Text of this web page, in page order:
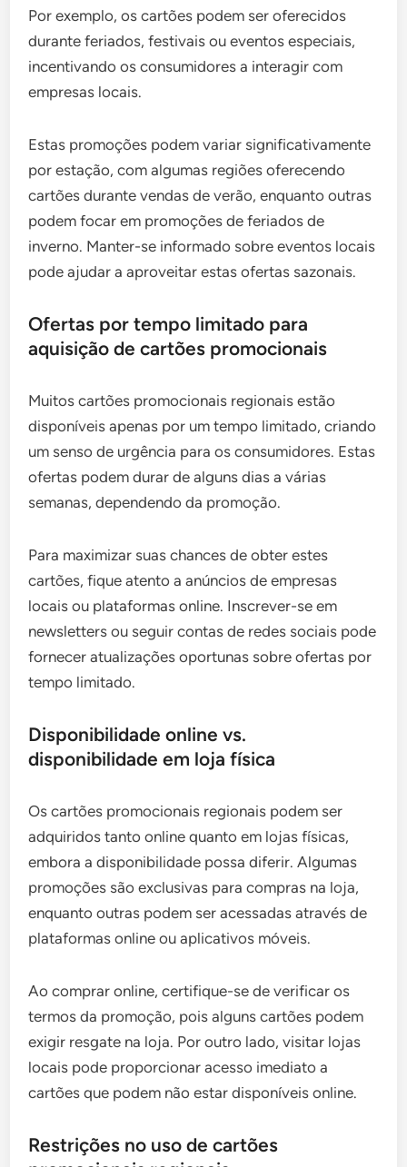
Por exemplo, os cartões podem ser oferecidos
durante feriados, festivais ou eventos especiais,
incentivando os consumidores a interagir com
empresas locais.
Estas promoções podem variar significativamente
por estação, com algumas regiões oferecendo
cartões durante vendas de verão, enquanto outras
podem focar em promoções de feriados de
inverno. Manter-se informado sobre eventos locais
pode ajudar a aproveitar estas ofertas sazonais.
Ofertas por tempo limitado para
aquisição de cartões promocionais
Muitos cartões promocionais regionais estão
disponíveis apenas por um tempo limitado, criando
um senso de urgência para os consumidores. Estas
ofertas podem durar de alguns dias a várias
semanas, dependendo da promoção.
Para maximizar suas chances de obter estes
cartões, fique atento a anúncios de empresas
locais ou plataformas online. Inscrever-se em
newsletters ou seguir contas de redes sociais pode
fornecer atualizações oportunas sobre ofertas por
tempo limitado.
Disponibilidade online vs.
disponibilidade em loja física
Os cartões promocionais regionais podem ser
adquiridos tanto online quanto em lojas físicas,
embora a disponibilidade possa diferir. Algumas
promoções são exclusivas para compras na loja,
enquanto outras podem ser acessadas através de
plataformas online ou aplicativos móveis.
Ao comprar online, certifique-se de verificar os
termos da promoção, pois alguns cartões podem
exigir resgate na loja. Por outro lado, visitar lojas
locais pode proporcionar acesso imediato a
cartões que podem não estar disponíveis online.
Restrições no uso de cartões